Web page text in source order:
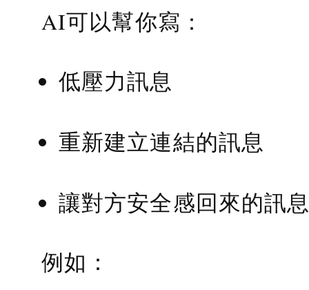
AI可以幫你寫：
低壓力訊息
重新建立連結的訊息
讓對方安全感回來的訊
例如：